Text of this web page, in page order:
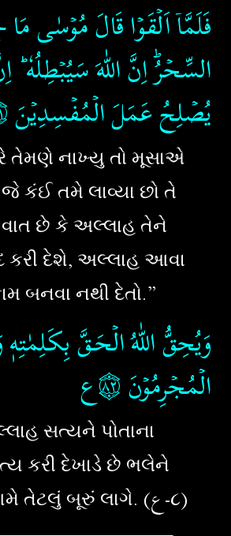
فَلَمَّاۤ اَلۡقَوۡا قَالَ مُوۡسٰى
السِّحۡرُ​ؕ اِنَّ اللّٰهَ سَيُبۡطِلُهٗ
يُصۡلِحُ عَمَلَ الۡمُفۡسِدِيۡنَ‏
તેમણે નાખ્યુ તો મૂસાએ
કંઈ તમે લાવ્યા છો તે
વાત છે કે અલ્લાહ તેને
કરી દેશે, અલ્લાહ આવા
બનવા નથી દેતો.”
وَيُحِقُّ اللّٰهُ الۡحَـقَّ بِكَلِمٰتِهٖ
الۡمُجۡرِمُوۡنَ‏۝٨٢ع
સત્યને પોતાના
કરી દેખાડે છે ભલેને
ગુનેહગારોને ગમે તેટલું બૂરું લાગે. (ع-૮)